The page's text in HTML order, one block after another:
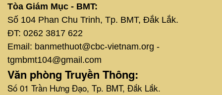
Tòa Giám Mục - BMT:
Số 104 Phan Chu Trinh, Tp. BMT, Đắk Lắk.
ĐT: 0262 3817 622
Email: banmethuot@cbc-vietnam.org -
tgmbmt104@gmail.com
Văn phòng Truyền Thông:
Số 01 Trần Hưng Đạo, Tp. BMT, Đắk Lắk.